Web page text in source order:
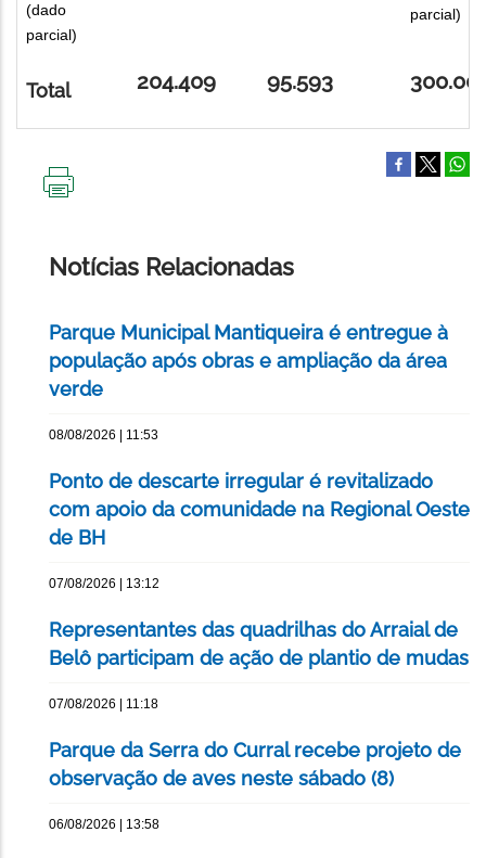
(dado
parcial)
parcial)
Total 204.409 95.593
Notícias Relacionadas
Parque Municipal Mantiqueira é entregue à
população após obras e ampliação da área
verde
08/08/2026 | 11:53
Ponto de descarte irregular é revitalizado
com apoio da comunidade na Regional Oeste
de BH
07/08/2026 | 13:12
Representantes das quadrilhas do Arraial de
Belô participam de ação de plantio de mudas
07/08/2026 | 11:18
Parque da Serra do Curral recebe projeto de
observação de aves neste sábado (8)
06/08/2026 | 13:58